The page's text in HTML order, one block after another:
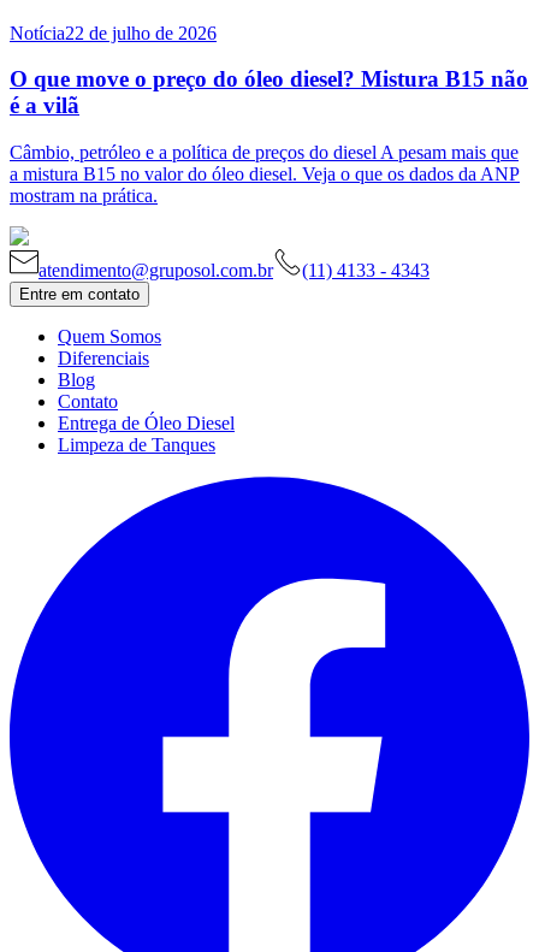
Notícia22 de julho de 2026
O que move o preço do óleo diesel? Mistura B15 não
é a vilã
Câmbio, petróleo e a política de preços do diesel A pesam mais que
a mistura B15 no valor do óleo diesel. Veja o que os dados da ANP
mostram na prática.
atendimento@gruposol.com.br (11) 4133 - 4343
Entre em contato
Quem Somos
Diferenciais
Blog
Contato
Entrega de Óleo Diesel
Limpeza de Tanques